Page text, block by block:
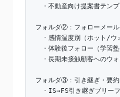
・不動産向け提案書テンプ
フォルダ②：フォローメール
・感情温度別（ホット/ウ
・体験後フォロー（学習塾
・長期未接触顧客へのウ
フォルダ③：引き継ぎ・要約
・IS→FS引き継ぎブリーフ